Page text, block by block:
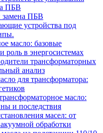
ПБВ
замена ПБВ
устройства под
масло: базовые
роль в энергосистемах
трансформаторных
анализ
для трансформатора:
масло:
и последствия
масел: от
обработки